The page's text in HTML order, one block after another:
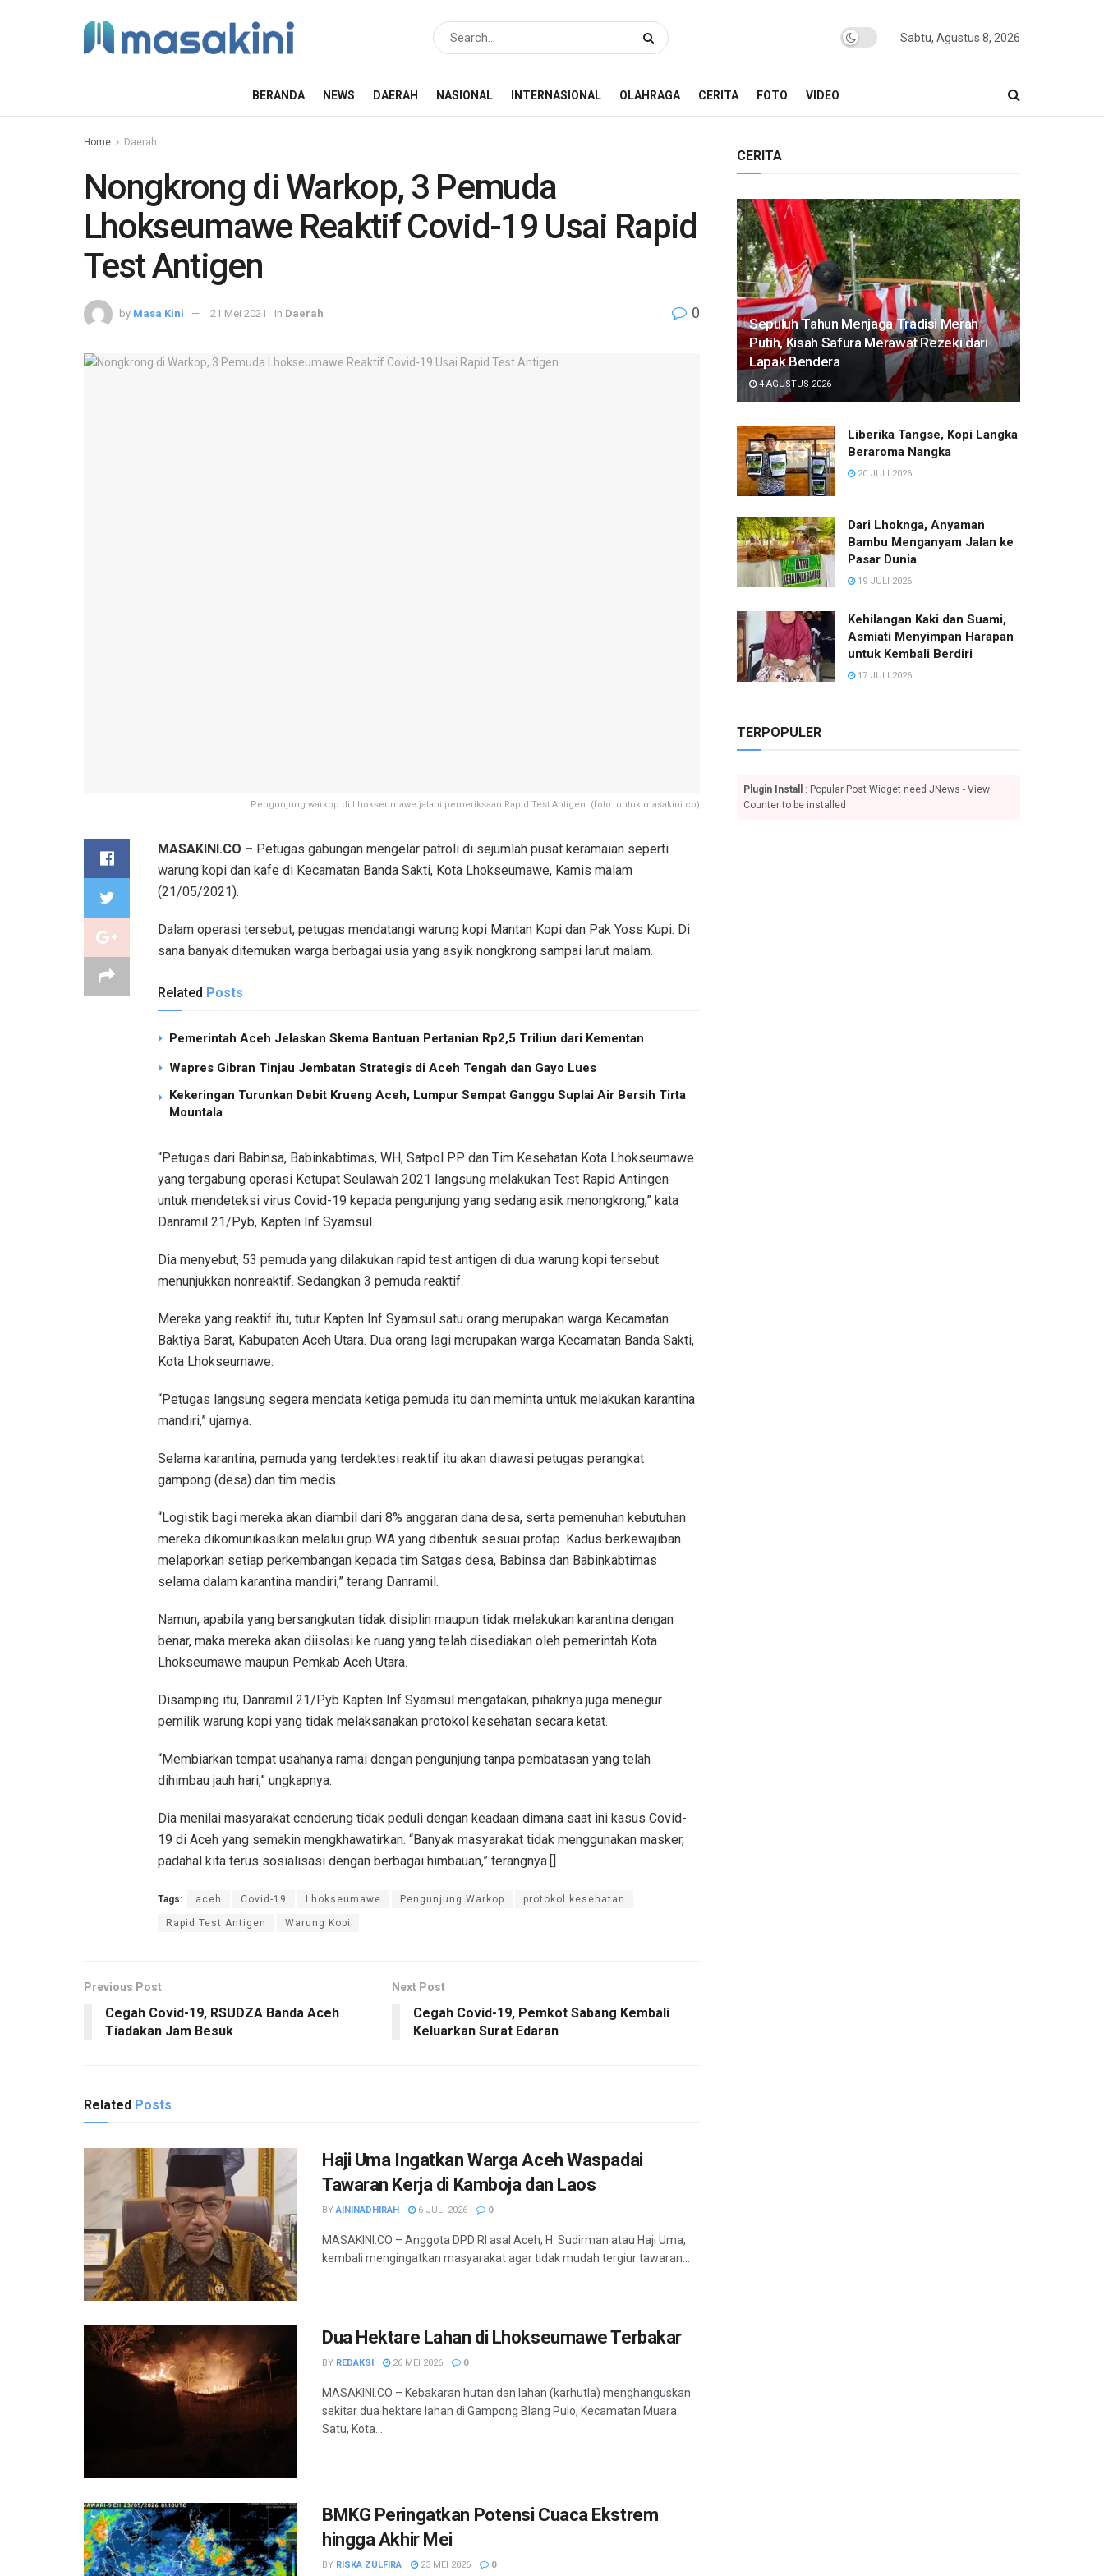
Sabtu, Agustus 8, 2026
BERANDA NEWS DAERAH NASIONAL INTERNASIONAL OLAHRAGA CERITA FOTO VIDEO
Home Daerah
Nongkrong di Warkop, 3 Pemuda
Lhokseumawe Reaktif Covid-19 Usai Rapid
Test Antigen
by Masa Kini 21 Mei 2021 in Daerah 0
Pengunjung warkop di Lhokseumawe jalani pemeriksaan Rapid Test Antigen. (foto: untuk masakini.co)
MASAKINI.CO – Petugas gabungan mengelar patroli di sejumlah pusat keramaian seperti
warung kopi dan kafe di Kecamatan Banda Sakti, Kota Lhokseumawe, Kamis malam
(21/05/2021).
Dalam operasi tersebut, petugas mendatangi warung kopi Mantan Kopi dan Pak Yoss Kupi. Di
sana banyak ditemukan warga berbagai usia yang asyik nongkrong sampai larut malam.
Related Posts
Pemerintah Aceh Jelaskan Skema Bantuan Pertanian Rp2,5 Triliun dari Kementan
Wapres Gibran Tinjau Jembatan Strategis di Aceh Tengah dan Gayo Lues
Kekeringan Turunkan Debit Krueng Aceh, Lumpur Sempat Ganggu Suplai Air Bersih Tirta
Mountala
“Petugas dari Babinsa, Babinkabtimas, WH, Satpol PP dan Tim Kesehatan Kota Lhokseumawe
yang tergabung operasi Ketupat Seulawah 2021 langsung melakukan Test Rapid Antingen
untuk mendeteksi virus Covid-19 kepada pengunjung yang sedang asik menongkrong,” kata
Danramil 21/Pyb, Kapten Inf Syamsul.
Dia menyebut, 53 pemuda yang dilakukan rapid test antigen di dua warung kopi tersebut
menunjukkan nonreaktif. Sedangkan 3 pemuda reaktif.
Mereka yang reaktif itu, tutur Kapten Inf Syamsul satu orang merupakan warga Kecamatan
Baktiya Barat, Kabupaten Aceh Utara. Dua orang lagi merupakan warga Kecamatan Banda Sakti,
Kota Lhokseumawe.
“Petugas langsung segera mendata ketiga pemuda itu dan meminta untuk melakukan karantina
mandiri,” ujarnya.
Selama karantina, pemuda yang terdektesi reaktif itu akan diawasi petugas perangkat
gampong (desa) dan tim medis.
“Logistik bagi mereka akan diambil dari 8% anggaran dana desa, serta pemenuhan kebutuhan
mereka dikomunikasikan melalui grup WA yang dibentuk sesuai protap. Kadus berkewajiban
melaporkan setiap perkembangan kepada tim Satgas desa, Babinsa dan Babinkabtimas
selama dalam karantina mandiri,” terang Danramil.
Namun, apabila yang bersangkutan tidak disiplin maupun tidak melakukan karantina dengan
benar, maka mereka akan diisolasi ke ruang yang telah disediakan oleh pemerintah Kota
Lhokseumawe maupun Pemkab Aceh Utara.
Disamping itu, Danramil 21/Pyb Kapten Inf Syamsul mengatakan, pihaknya juga menegur
pemilik warung kopi yang tidak melaksanakan protokol kesehatan secara ketat.
“Membiarkan tempat usahanya ramai dengan pengunjung tanpa pembatasan yang telah
dihimbau jauh hari,” ungkapnya.
Dia menilai masyarakat cenderung tidak peduli dengan keadaan dimana saat ini kasus Covid-
19 di Aceh yang semakin mengkhawatirkan. “Banyak masyarakat tidak menggunakan masker,
padahal kita terus sosialisasi dengan berbagai himbauan,” terangnya.[]
Tags: aceh Covid-19 Lhokseumawe Pengunjung Warkop protokol kesehatan
Rapid Test Antigen Warung Kopi
Previous Post
Cegah Covid-19, RSUDZA Banda Aceh
Tiadakan Jam Besuk
Next Post
Cegah Covid-19, Pemkot Sabang Kembali
Keluarkan Surat Edaran
Related Posts
Haji Uma Ingatkan Warga Aceh Waspadai
Tawaran Kerja di Kamboja dan Laos
BY AININADHIRAH 6 JULI 2026 0
MASAKINI.CO – Anggota DPD RI asal Aceh, H. Sudirman atau Haji Uma,
kembali mengingatkan masyarakat agar tidak mudah tergiur tawaran...
Dua Hektare Lahan di Lhokseumawe Terbakar
BY REDAKSI 26 MEI 2026 0
MASAKINI.CO – Kebakaran hutan dan lahan (karhutla) menghanguskan
sekitar dua hektare lahan di Gampong Blang Pulo, Kecamatan Muara
Satu, Kota...
BMKG Peringatkan Potensi Cuaca Ekstrem
hingga Akhir Mei
BY RISKA ZULFIRA 23 MEI 2026 0
CERITA
Sepuluh Tahun Menjaga Tradisi Merah
Putih, Kisah Safura Merawat Rezeki dari
Lapak Bendera
4 AGUSTUS 2026
Liberika Tangse, Kopi Langka
Beraroma Nangka
20 JULI 2026
Dari Lhoknga, Anyaman
Bambu Menganyam Jalan ke
Pasar Dunia
19 JULI 2026
Kehilangan Kaki dan Suami,
Asmiati Menyimpan Harapan
untuk Kembali Berdiri
17 JULI 2026
TERPOPULER
Plugin Install
: Popular Post Widget need JNews - View
Counter to be installed